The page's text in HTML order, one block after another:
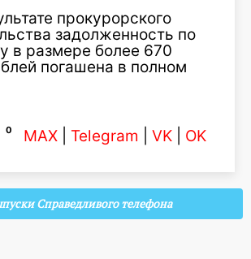
прокурорского
задолженность по
в размере более 670
погашена в полном
0 MAX Telegram VK OK
Справедливого телефона